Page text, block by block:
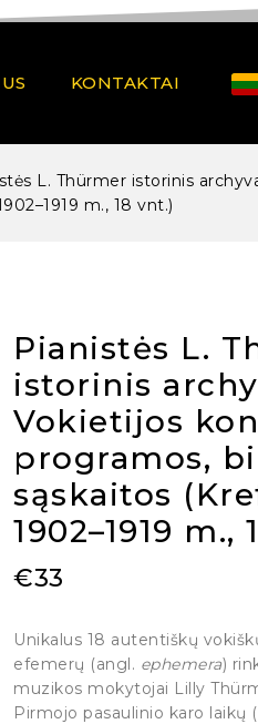
KONTAKTAI
L. Thürmer istorinis
m., 18 vnt.)
Pianistės L.
istorinis
Vokietijos
programos,
sąskaitos
1902–1919 m.,
€33
Unikalus 18 autentiškų
efemerų (angl. ephemera)
muzikos mokytojai Lilly
Pirmojo pasaulinio karo laikų